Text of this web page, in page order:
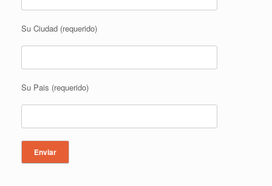
Su Ciudad (requerido)
Su Pais (requerido)